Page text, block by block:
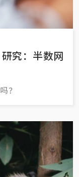
究：半数网
？